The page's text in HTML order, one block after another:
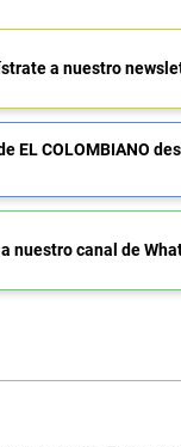
a nuestro
EL COLOMBIANO
nuestro canal de